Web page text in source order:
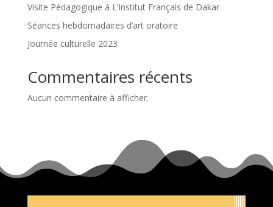
Visite Pédagogique à L’Institut Français de Dakar
Séances hebdomadaires d’art oratoire
Journée culturelle 2023
Commentaires récents
Aucun commentaire à afficher.